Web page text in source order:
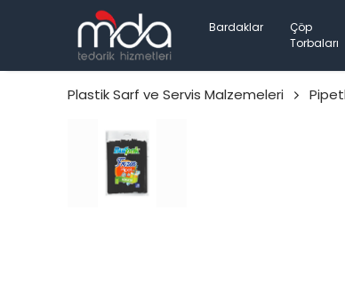
Bardaklar
Çöp
Torbaları
Plastik Sarf ve Servis Malzemeleri